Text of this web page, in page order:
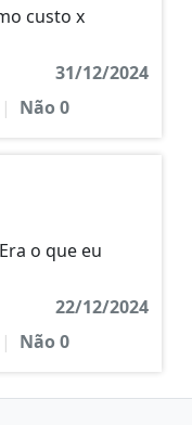
custo x
31/12/2024
| Não0
o que eu
22/12/2024
| Não0